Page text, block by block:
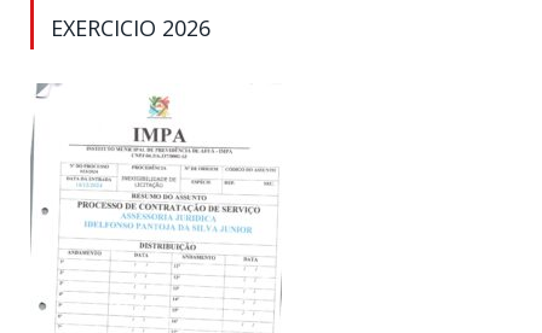
EXERCICIO 2026